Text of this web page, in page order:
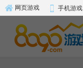
网页游戏 手机游戏